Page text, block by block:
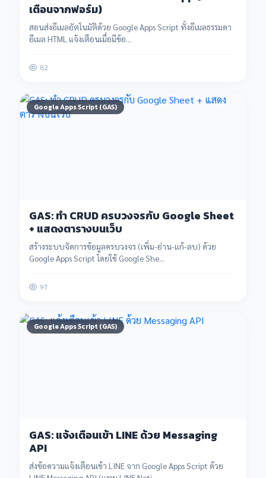
เตือนจากฟอร์ม)
สอนส่งอีเมลอัตโนมัติด้วย Google Apps Script ทั้งอีเมลธรรมดา
อีเมล HTML แจ้งเตือนเมื่อมีข้อ...
82
Google Apps Script (GAS)
GAS: ทำ CRUD ครบวงจรกับ Google Sheet
+ แสดงตารางบนเว็บ
สร้างระบบจัดการข้อมูลครบวงจร (เพิ่ม-อ่าน-แก้-ลบ) ด้วย
Google Apps Script โดยใช้ Google She...
97
Google Apps Script (GAS)
GAS: แจ้งเตือนเข้า LINE ด้วย Messaging
API
ส่งข้อความแจ้งเตือนเข้า LINE จาก Google Apps Script ด้วย
Devtaiban AI
ออนไลน์ตลอด 24 ชม.